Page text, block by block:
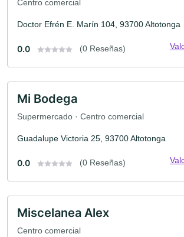
Centro comercial
Doctor Efrén E. Marín 104, 93700 Altotonga
0.0 (0 Reseñas)
Mi Bodega
Supermercado · Centro comercial
Guadalupe Victoria 25, 93700 Altotonga
0.0 (0 Reseñas)
Miscelanea Alex
Centro comercial